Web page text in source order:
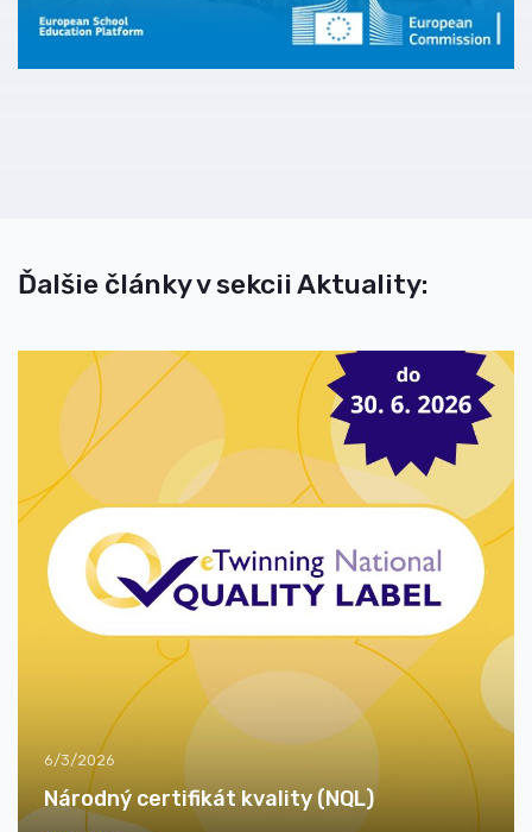
Ďalšie články v sekcii Aktuality:
6/3/2026
Národný certifikát kvality (NQL)